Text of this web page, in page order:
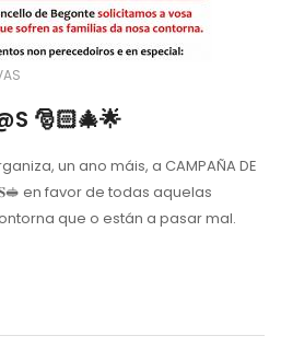
🎅🏻🎄🌟
un ano máis, a CAMPAÑA DE
en favor de todas aquelas
que o están a pasar mal.